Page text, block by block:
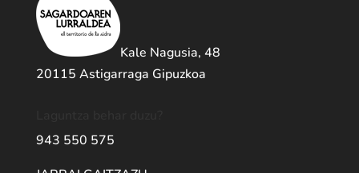
Kale Nagusia, 48
20115 Astigarraga Gipuzkoa
943 550 575